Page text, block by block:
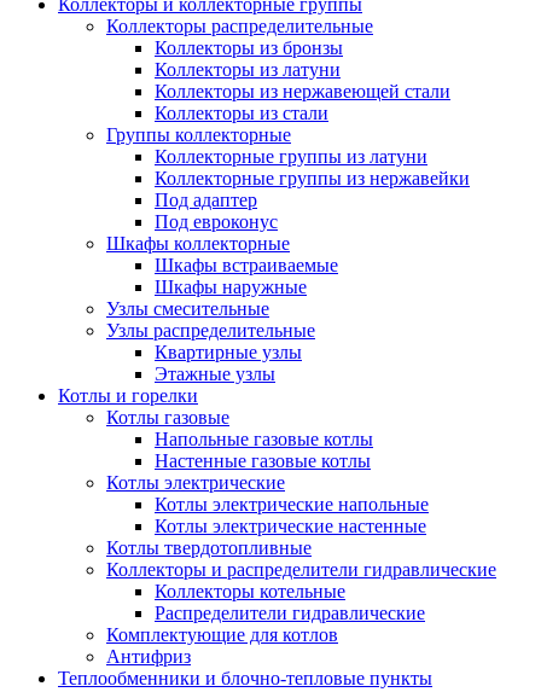
Коллекторы и коллекторные группы
Коллекторы распределительные
Коллекторы из бронзы
Коллекторы из латуни
Коллекторы из нержавеющей стали
Коллекторы из стали
Группы коллекторные
Коллекторные группы из латуни
Коллекторные группы из нержавейки
Под адаптер
Под евроконус
Шкафы коллекторные
Шкафы встраиваемые
Шкафы наружные
Узлы смесительные
Узлы распределительные
Квартирные узлы
Этажные узлы
Котлы и горелки
Котлы газовые
Напольные газовые котлы
Настенные газовые котлы
Котлы электрические
Котлы электрические напольные
Котлы электрические настенные
Котлы твердотопливные
Коллекторы и распределители гидравлические
Коллекторы котельные
Распределители гидравлические
Комплектующие для котлов
Антифриз
Теплообменники и блочно-тепловые пункты